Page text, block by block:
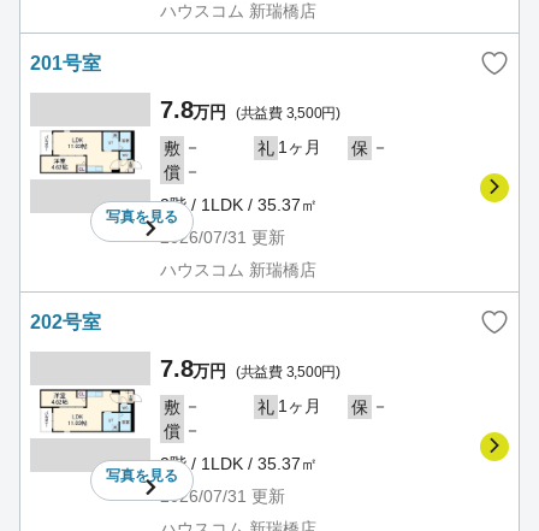
ハウスコム 新瑞橋店
201号室
写真を見る
7.8万円 (共益費 3,500円)
敷 － 礼 1ヶ月 保 －
償 －
2階 / 1LDK / 35.37㎡
2026/07/31 更新
ハウスコム 新瑞橋店
202号室
写真を見る
7.8万円 (共益費 3,500円)
敷 － 礼 1ヶ月 保 －
償 －
2階 / 1LDK / 35.37㎡
2026/07/31 更新